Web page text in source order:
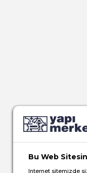
Bu Web
Internet sitemizde